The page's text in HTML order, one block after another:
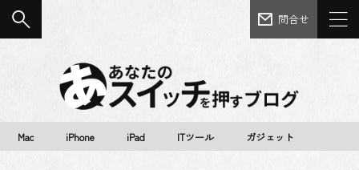
問合せ
Mac iPhone iPad ITツール ガジェット